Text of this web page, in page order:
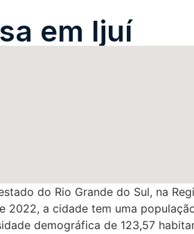
em Ijuí
do Rio Grande do Sul, na
2022, a cidade tem uma
demográfica de 123,57